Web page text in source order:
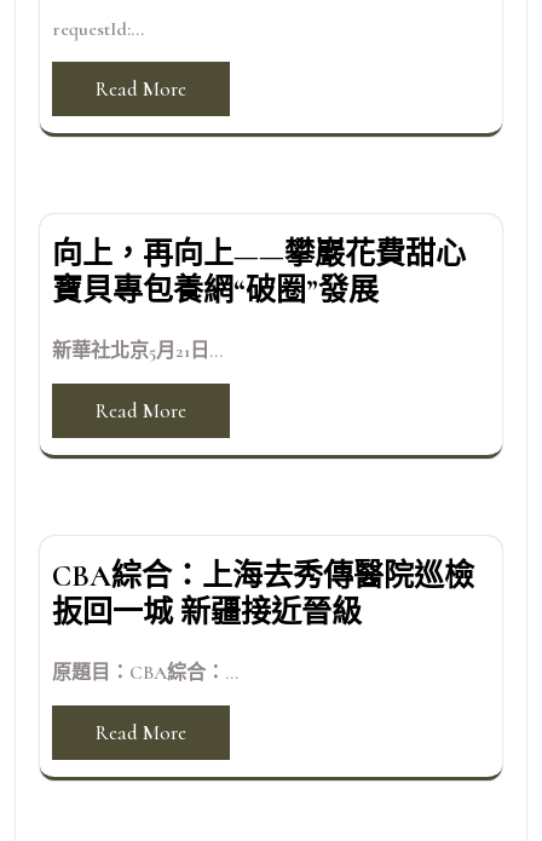
requestId:...
Read More
向上，再向上——攀巖花費甜心
寶貝專包養網“破圈”發展
新華社北京5月21日...
Read More
CBA綜合：上海去秀傳醫院巡檢
扳回一城 新疆接近晉級
原題目：CBA綜合：...
Read More